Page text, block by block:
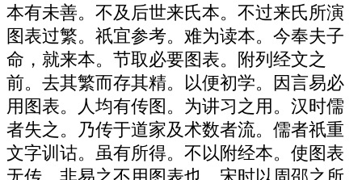
本有未善。不及后世来氏本。不过来氏所演
图表过繁。祇宜参考。难为读本。今奉夫子
命，就来本。节取必要图表。附列经文之
前。去其繁而存其精。以便初学。因言易必
用图表。人均有传图。为讲习之用。汉时儒
者失之。乃传于道家及术数者流。儒者祇重
文字训诂。虽有所得。不以附经本。使图表